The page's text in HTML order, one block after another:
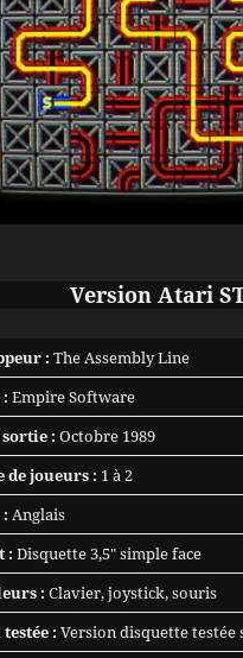
Version Atari
: The Assembly Line
Empire Software
sortie : Octobre 1989
de joueurs : 1 à 2
Anglais
: Disquette 3,5″ simple face
: Clavier, joystick, souris
: Version disquette testée